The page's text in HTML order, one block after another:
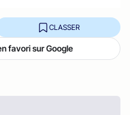
CLASSER
favori sur Google